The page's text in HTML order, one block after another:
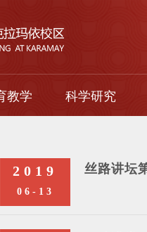
教学
研究生
留学生
科学研究
2019
06-13
丝路讲坛